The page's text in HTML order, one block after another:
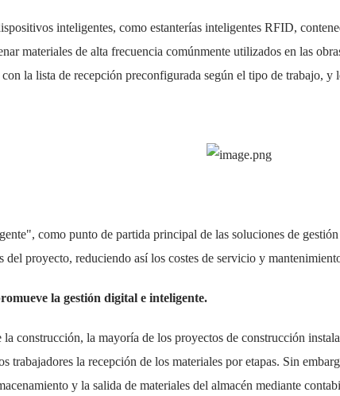
inteligentes, como estanterías inteligentes RFID,
materiales de alta frecuencia comúnmente utilizados en las
la lista de recepción preconfigurada según el tipo de trabajo, y
como punto de partida principal de las soluciones de
del proyecto, reduciendo así los costes de servicio y
la gestión digital e inteligente.
construcción, la mayoría de los proyectos de construcción
trabajadores la recepción de los materiales por etapas. Sin
y la salida de materiales del almacén mediante